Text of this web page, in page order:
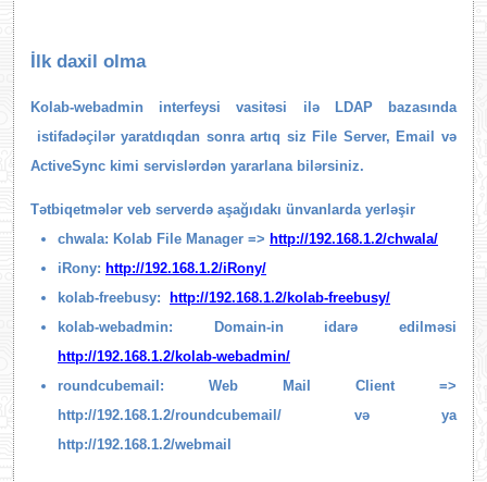
İlk daxil olma
Kolab-webadmin interfeysi vasitəsi ilə LDAP bazasında
istifadəçilər yaratdıqdan sonra artıq siz File Server, Email və
ActiveSync kimi servislərdən yararlana bilərsiniz.
Tətbiqetmələr veb serverdə aşağıdakı ünvanlarda yerləşir
chwala: Kolab File Manager => http://192.168.1.2/chwala/
iRony: http://192.168.1.2/iRony/
kolab-freebusy:
http://192.168.1.2/kolab-freebusy/
kolab-webadmin: Domain-in idarə edilməsi
http://192.168.1.2/kolab-webadmin/
roundcubemail: Web Mail Client =>
http://192.168.1.2/roundcubemail/ və ya
http://192.168.1.2/webmail